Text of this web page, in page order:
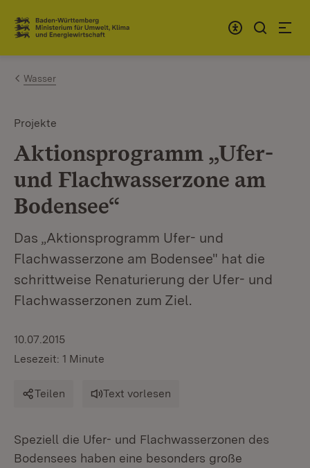
Zum Inhalt springen
Link zur Startseite
Wasser
Projekte
Aktionsprogramm „Ufer-
und Flachwasserzone am
Bodensee“
Das „Aktionsprogramm Ufer- und
Flachwasserzone am Bodensee" hat die
schrittweise Renaturierung der Ufer- und
Flachwasserzonen zum Ziel.
10.07.2015
Lesezeit: 1 Minute
Teilen Text vorlesen
Speziell die Ufer- und Flachwasserzonen des
Bodensees haben eine besonders große